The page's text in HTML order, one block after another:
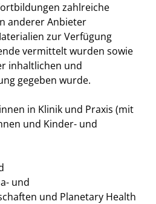
zahlreiche
anderer Anbieter
zur Verfügung
vermittelt wurden sowie
inhaltlichen und
gegeben wurde.
in Klinik und Praxis (mit
und Kinder- und
und
und Planetary Health